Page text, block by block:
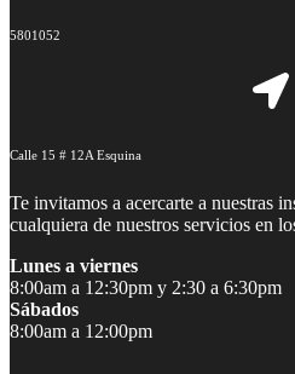
5801052
Calle 15 # 12A Esquina
Te invitamos a acercarte a nuestras
cualquiera de nuestros servicios en
Lunes a viernes
8:00am a 12:30pm y 2:30 a 6:30pm
Sábados
8:00am a 12:00pm